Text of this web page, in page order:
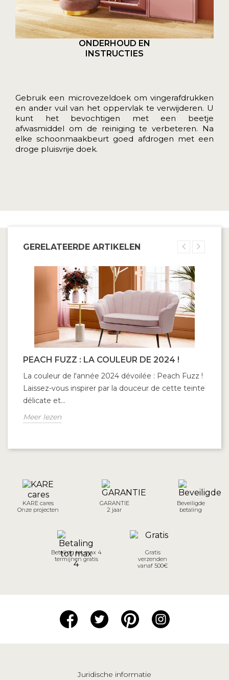
ONDERHOUD EN
INSTRUCTIES
Gebruik een microvezeldoek om vingerafdrukken
en ander vuil van het oppervlak te verwijderen. U
kunt het bevochtigen met een beetje
afwasmiddel om de reiniging te verbeteren. Na
elke schoonmaakbeurt goed afdrogen met een
droge pluisvrije doek.
GERELATEERDE ARTIKELEN
PEACH FUZZ : LA COULEUR DE 2024 !
La couleur de l'année 2024 dévoilée : Peach Fuzz !
Laissez-vous inspirer par la douceur de cette teinte
délicate et...
Meer lezen
KARE cares
Onze projecten
GARANTIE
2 jaar
Beveiligde
betaling
Betaling tot max 4
termijnen gratis
Gratis
verzenden
vanaf 500€
Juridische informatie